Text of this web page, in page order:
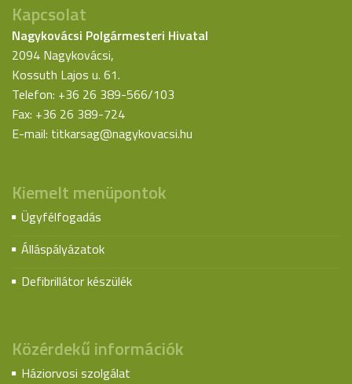
Kapcsolat
Nagykovácsi Polgármesteri Hivatal
2094 Nagykovácsi,
Kossuth Lajos u. 61.
Telefon: +36 26 389-566/103
Fax: +36 26 389-724
E-mail: titkarsag@nagykovacsi.hu
Kiemelt menüpontok
Ügyfélfogadás
Álláspályázatok
Defibrillátor készülék
Közérdekű információk
Háziorvosi szolgálat